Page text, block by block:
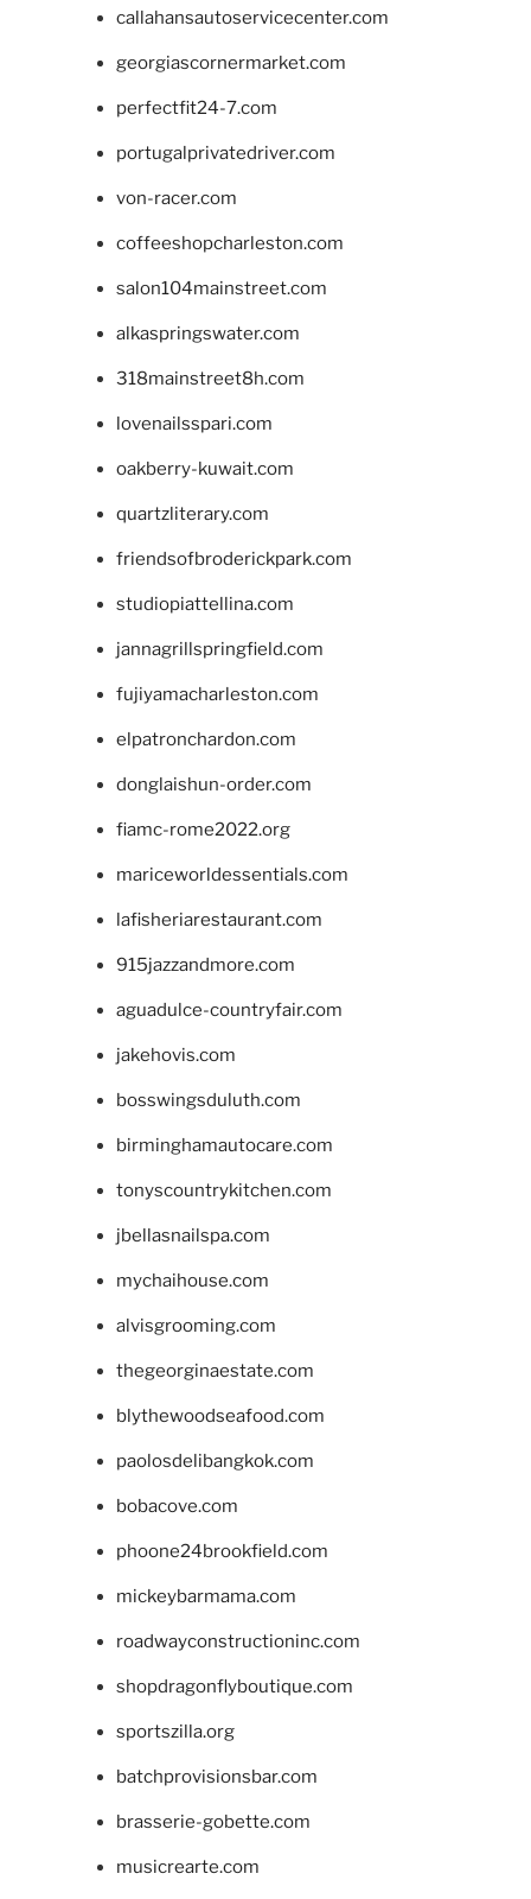
callahansautoservicecenter.com
georgiascornermarket.com
perfectfit24-7.com
portugalprivatedriver.com
von-racer.com
coffeeshopcharleston.com
salon104mainstreet.com
alkaspringswater.com
318mainstreet8h.com
lovenailsspari.com
oakberry-kuwait.com
quartzliterary.com
friendsofbroderickpark.com
studiopiattellina.com
jannagrillspringfield.com
fujiyamacharleston.com
elpatronchardon.com
donglaishun-order.com
fiamc-rome2022.org
mariceworldessentials.com
lafisheriarestaurant.com
915jazzandmore.com
aguadulce-countryfair.com
jakehovis.com
bosswingsduluth.com
birminghamautocare.com
tonyscountrykitchen.com
jbellasnailspa.com
mychaihouse.com
alvisgrooming.com
thegeorginaestate.com
blythewoodseafood.com
paolosdelibangkok.com
bobacove.com
phoone24brookfield.com
mickeybarmama.com
roadwayconstructioninc.com
shopdragonflyboutique.com
sportszilla.org
batchprovisionsbar.com
brasserie-gobette.com
musicrearte.com